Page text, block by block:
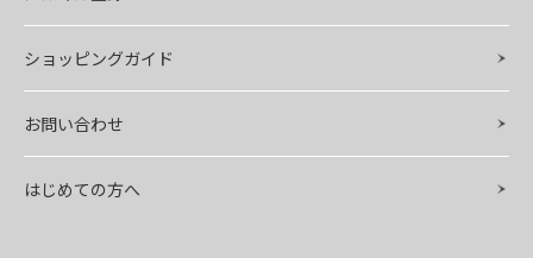
ショッピングガイド
お問い合わせ
はじめての方へ